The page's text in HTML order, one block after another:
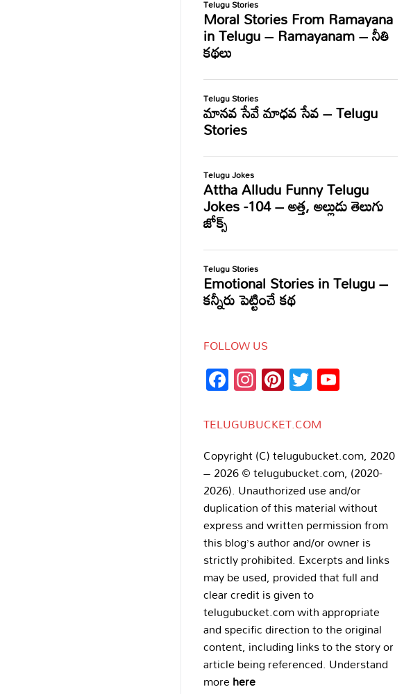
FOLLOW US
Facebook
Instagram
Pinterest
Twitter
TELUGUBUCKET.COM
Copyright (C) telugubucket.com, 2020
– 2026 © telugubucket.com, (2020-
2026). Unauthorized use and/or
duplication of this material without
express and written permission from
this blog’s author and/or owner is
strictly prohibited. Excerpts and links
may be used, provided that full and
clear credit is given to
telugubucket.com with appropriate
and specific direction to the original
content, including links to the story or
article being referenced. Understand
morehere